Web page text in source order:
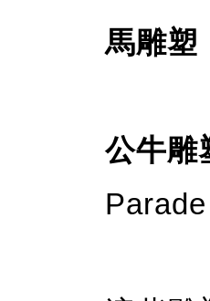
馬雕塑
公牛雕
Parade